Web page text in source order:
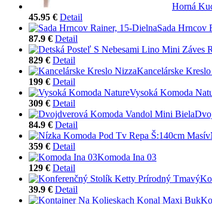
Horná
45.95 € Detail
Sada Hrncov
87.9 € Detail
829 € Detail
Kancelárske
199 € Detail
Vysoká Komoda
309 € Detail
84.9 € Detail
359 € Detail
Komoda Ina 03
129 € Detail
39.9 € Detail